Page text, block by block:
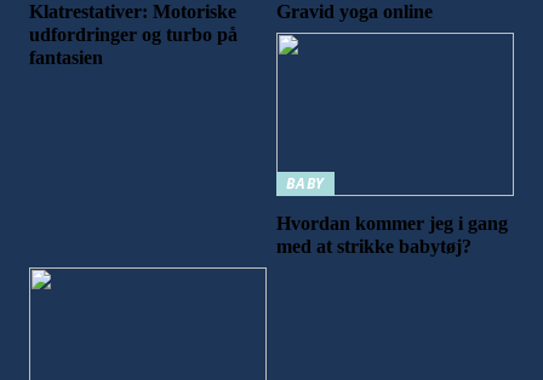
Klatrestativer: Motoriske
udfordringer og turbo på
fantasien
Gravid yoga online
BABY
Hvordan kommer jeg i gang
med at strikke babytøj?